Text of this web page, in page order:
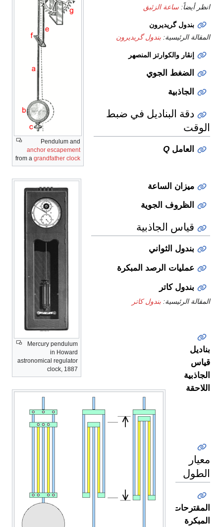
Pendulum and
anchor escapement
from a grandfather clock
Mercury pendulum
in Howard
astronomical regulator
clock, 1887
انظر أيضاً: ساعة الزئبق
بندول گريديرون
المقالة الرئيسية: بندول گريديرون
إنڤار والكوارتز المنصهر
الضغط الجوي
الجاذبية
دقة البناديل في ضبط
الوقت
العامل Q
ميزان الساعة
الظروف الجوية
قياس الجاذبية
بندول الثواني
عمليات الرصد المبكرة
بندول كاتر
المقالة الرئيسية: بندول كاتر
بناديل
قياس
الجاذبية
اللاحقة
معيار
الطول
المقترحات
المبكرة